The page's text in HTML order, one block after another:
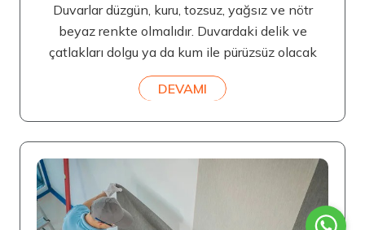
Duvarlar düzgün, kuru, tozsuz, yağsız ve nötr
beyaz renkte olmalıdır. Duvardaki delik ve
çatlakları dolgu ya da kum ile pürüzsüz olacak
DEVAMI